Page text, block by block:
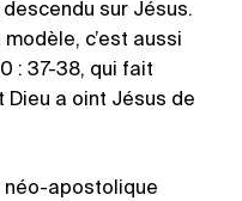
sur Jésus.
c’est aussi
: 37-38, qui fait
Dieu a oint Jésus de
néo-apostolique